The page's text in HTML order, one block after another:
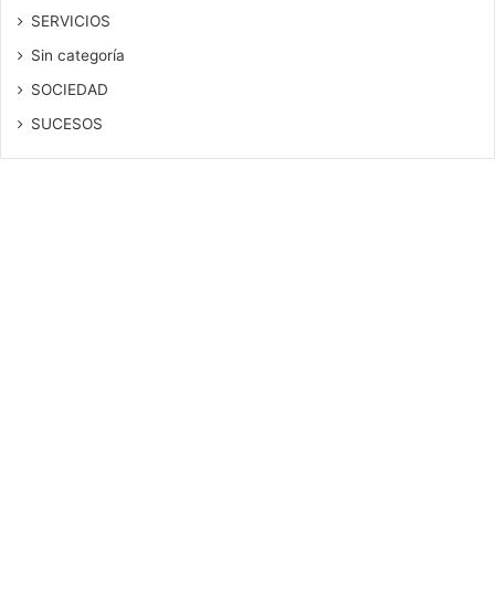
SERVICIOS
Sin categoría
SOCIEDAD
SUCESOS